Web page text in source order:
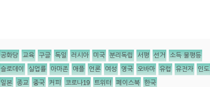
공화당 교육 구글 독일 러시아 미국 분리독립 서평 선거 소득 불평등
슬로데이 실업률 아마존 애플 언론 여성 영국 오바마 유럽 유전자 인도
일본 종교 중국 커피 코로나19 트위터 페이스북 한국